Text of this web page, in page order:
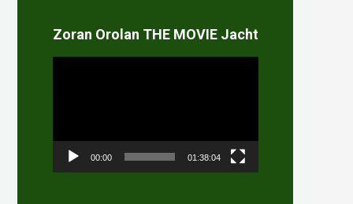
Zoran Orolan THE MOVIE Jacht
00:00 01:38:04